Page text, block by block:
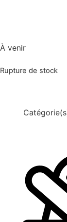
À venir
Rupture de stock